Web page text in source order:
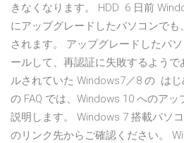
きなくなります。 HDD 6 日前
にアップグレードしたパソコンで
されます。 アップグレードしたパ
ールして、再認証に失敗するよう
ルされていた Windows7／8 の はじ
の FAQ では、Windows 10 へのア
説明します。 Windows 7 搭載パソ
のリンク先からご確認ください。